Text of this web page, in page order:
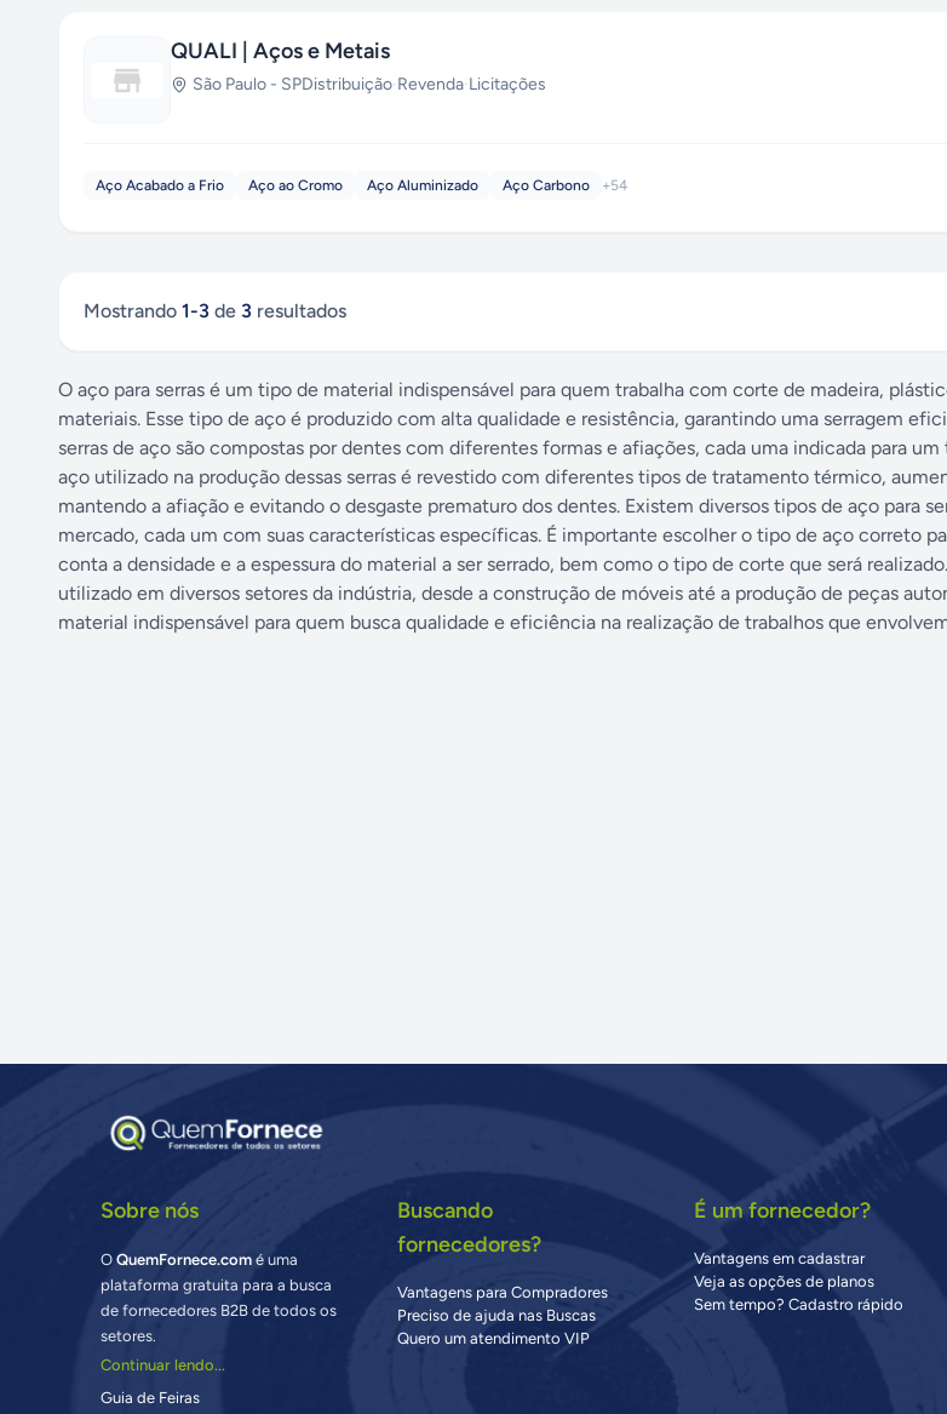
QUALI | Aços e Metais
São Paulo - SPDistribuição·Revenda·Licitações
Aço Acabado a Frio Aço ao Cromo Aço Aluminizado Aço Carbono +54
Mostrando 1-3 de 3 resultados
O aço para serras é um tipo de material indispensável para quem trabalha com corte de madeira,
materiais. Esse tipo de aço é produzido com alta qualidade e resistência, garantindo uma serragem
serras de aço são compostas por dentes com diferentes formas e afiações, cada uma indicada para
aço utilizado na produção dessas serras é revestido com diferentes tipos de tratamento térmico,
mantendo a afiação e evitando o desgaste prematuro dos dentes. Existem diversos tipos de aço para
mercado, cada um com suas características específicas. É importante escolher o tipo de aço correto
conta a densidade e a espessura do material a ser serrado, bem como o tipo de corte que será
utilizado em diversos setores da indústria, desde a construção de móveis até a produção de peças
material indispensável para quem busca qualidade e eficiência na realização de trabalhos que
Sobre nós
OQuemFornece.com é uma
plataforma gratuita para a busca
de fornecedores B2B de todos os
setores.
Continuar lendo...
Guia de Feiras
Buscando
fornecedores?
Vantagens para Compradores
Preciso de ajuda nas Buscas
Quero um atendimento VIP
É um fornecedor?
Vantagens em cadastrar
Veja as opções de planos
Sem tempo? Cadastro rápido